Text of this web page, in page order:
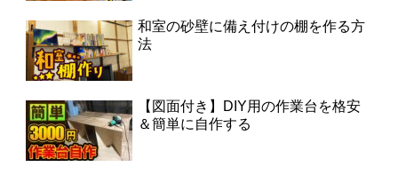
和室の砂壁に備え付けの棚を作る方
法
【図面付き】DIY用の作業台を格安
＆簡単に自作する